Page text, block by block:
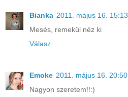
Bianka 2011. május 16. 15:13
Mesés, remekül néz ki
Válasz
Emoke 2011. május 16. 20:50
Nagyon szeretem!!:)